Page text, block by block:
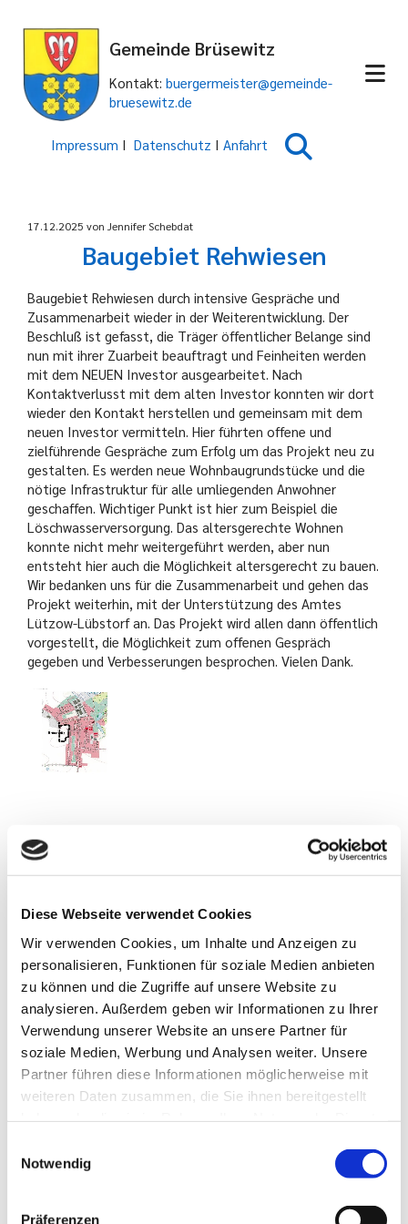
Diese Webseite verwendet Cookies
Wir verwenden Cookies, um Inhalte und Anzeigen zu
personalisieren, Funktionen für soziale Medien anbieten
zu können und die Zugriffe auf unsere Website zu
analysieren. Außerdem geben wir Informationen zu Ihrer
Verwendung unserer Website an unsere Partner für
soziale Medien, Werbung und Analysen weiter. Unsere
Partner führen diese Informationen möglicherweise mit
weiteren Daten zusammen, die Sie ihnen bereitgestellt
Notwendig
Präferenzen
Gemeinde Brüsewitz
Kontakt: buergermeister@gemeinde-
bruesewitz.de
Impressum I Datenschutz I Anfahrt
17.12.2025 von Jennifer Schebdat
Baugebiet Rehwiesen
Baugebiet Rehwiesen durch intensive Gespräche und
Zusammenarbeit wieder in der Weiterentwicklung. Der
Beschluß ist gefasst, die Träger öffentlicher Belange sind
nun mit ihrer Zuarbeit beauftragt und Feinheiten werden
mit dem NEUEN Investor ausgearbeitet. Nach
Kontaktverlusst mit dem alten Investor konnten wir dort
wieder den Kontakt herstellen und gemeinsam mit dem
neuen Investor vermitteln. Hier führten offene und
zielführende Gespräche zum Erfolg um das Projekt neu zu
gestalten. Es werden neue Wohnbaugrundstücke und die
nötige Infrastruktur für alle umliegenden Anwohner
geschaffen. Wichtiger Punkt ist hier zum Beispiel die
Löschwasserversorgung. Das altersgerechte Wohnen
konnte nicht mehr weitergeführt werden, aber nun
entsteht hier auch die Möglichkeit altersgerecht zu bauen.
Wir bedanken uns für die Zusammenarbeit und gehen das
Projekt weiterhin, mit der Unterstützung des Amtes
Lützow-Lübstorf an. Das Projekt wird allen dann öffentlich
vorgestellt, die Möglichkeit zum offenen Gespräch
gegeben und Verbesserungen besprochen. Vielen Dank.
Schreiben Sie uns hier
eine Nachricht
Anregungen oder Feedback zu